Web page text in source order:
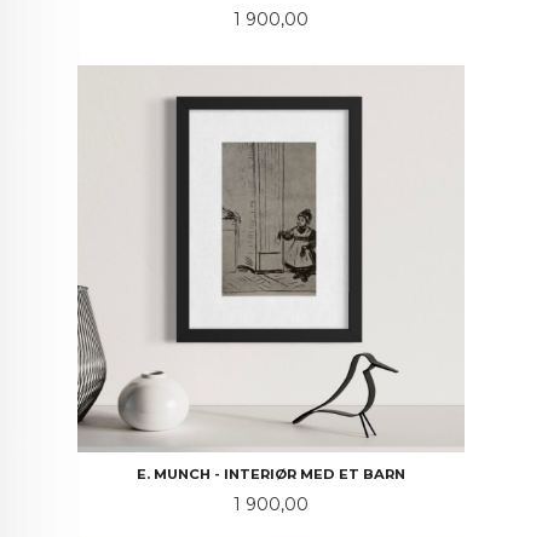
Pris
1 900,00
E. MUNCH - INTERIØR MED ET BARN
Pris
1 900,00